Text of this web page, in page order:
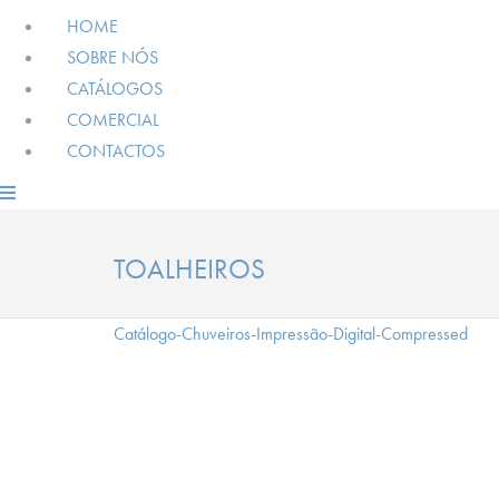
HOME
SOBRE NÓS
CATÁLOGOS
COMERCIAL
CONTACTOS
TOALHEIROS
Catálogo-Chuveiros-Impressão-Digital-Compressed